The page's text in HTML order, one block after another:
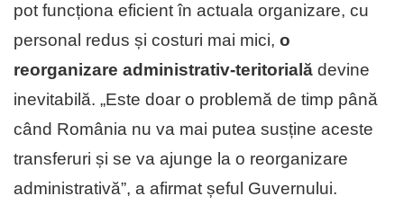
pot funcționa eficient în actuala organizare, cu
personal redus și costuri mai mici, o
reorganizare administrativ-teritorială devine
inevitabilă. „Este doar o problemă de timp până
când România nu va mai putea susține aceste
transferuri și se va ajunge la o reorganizare
administrativă”, a afirmat șeful Guvernului.